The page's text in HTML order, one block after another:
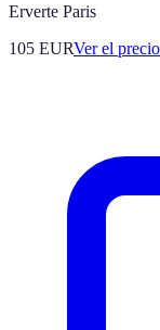
Erverte Paris
105 EURVer el precio